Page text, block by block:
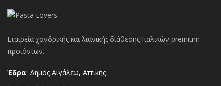
Εταιρεία χονδρικής και λιανικής διάθεσης Ιταλικών premium
προϊόντων.
Έδρα: Δήμος Αιγάλεω, Αττικής